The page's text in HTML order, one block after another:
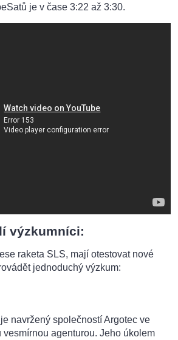
je v čase 3:22 až 3:30.
výzkumníci:
raketa SLS, mají otestovat nové
jednoduchý výzkum:
navržený společností Argotec ve
agenturou. Jeho úkolem